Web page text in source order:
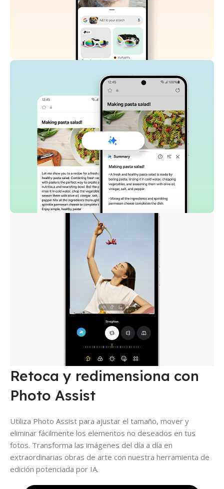
Retoca y redimensiona con
Photo Assist
Utiliza Photo Assist para ajustar el tamaño, mover y
eliminar fácilmente los elementos no deseados en tus
fotos. Transforma las imágenes del día a día en
extraordinarias obras de arte con nuestra herramienta de
edición potenciada por IA.